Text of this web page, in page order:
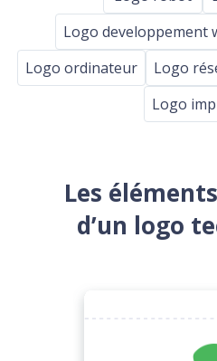
Logo developpement
Logo ordinateur
Logo
Logo
Les
d’un logo